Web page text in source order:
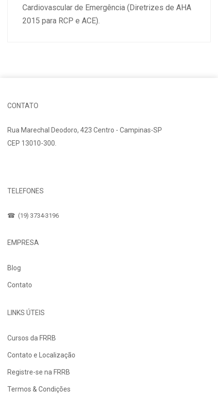
Cardiovascular de Emergência (Diretrizes de AHA
2015 para RCP e ACE).
CONTATO
Rua Marechal Deodoro, 423 Centro - Campinas-SP
CEP 13010-300.
TELEFONES
☎ (19) 3734-3196
EMPRESA
Blog
Contato
LINKS ÚTEIS
Cursos da FRRB
Contato e Localização
Registre-se na FRRB
Termos & Condições